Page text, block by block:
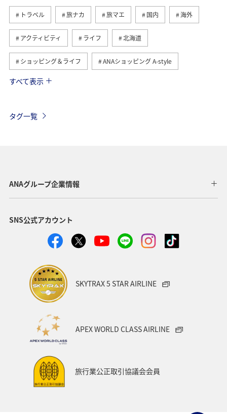
トラベル 旅ナカ 旅マエ 国内 海外
アクティビティ ライフ 北海道
ショッピング＆ライフ ANAショッピング A-style
ヨーロッパ
福岡県 北陸地方 ANA Mall アメリカ
東京都 東南アジア・南アジア
四国地方 沖縄 海 宮崎県
ツアー 東アジア
マイルを貯める
東海地方
オーストラリア
ワイン 山形県
ベトナム
すべて表示
タグ一覧
ANAグループ企業情報
SNS公式アカウント
SKYTRAX 5 STAR AIRLINE
APEX WORLD CLASS AIRLINE
旅行業公正取引協議会会員